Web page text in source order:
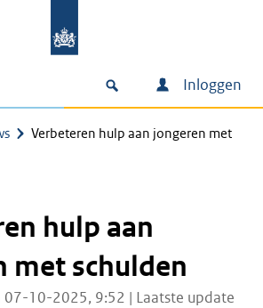
Inloggen
Verbeteren hulp aan jongeren met
hulp aan
met schulden
07-10-2025, 9:52 | Laatste update